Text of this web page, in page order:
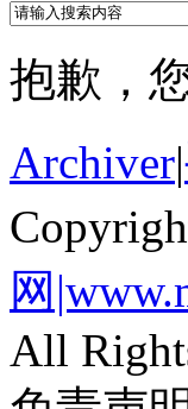
抱歉，
Archiver|
网
All